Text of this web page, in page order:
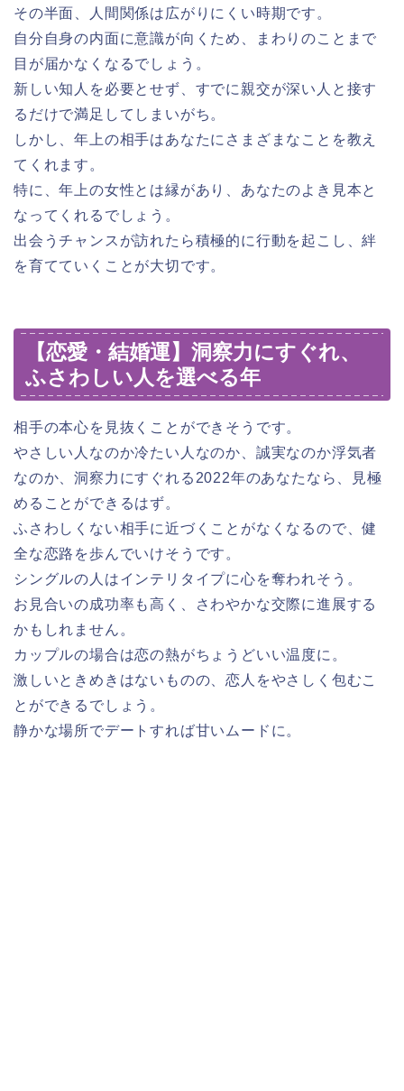
その半面、人間関係は広がりにくい時期です。
自分自身の内面に意識が向くため、まわりのことまで
目が届かなくなるでしょう。
新しい知人を必要とせず、すでに親交が深い人と接す
るだけで満足してしまいがち。
しかし、年上の相手はあなたにさまざまなことを教え
てくれます。
特に、年上の女性とは縁があり、あなたのよき見本と
なってくれるでしょう。
出会うチャンスが訪れたら積極的に行動を起こし、絆
を育てていくことが大切です。
【恋愛・結婚運】洞察力にすぐれ、
ふさわしい人を選べる年
相手の本心を見抜くことができそうです。
やさしい人なのか冷たい人なのか、誠実なのか浮気者
なのか、洞察力にすぐれる2022年のあなたなら、見極
めることができるはず。
ふさわしくない相手に近づくことがなくなるので、健
全な恋路を歩んでいけそうです。
シングルの人はインテリタイプに心を奪われそう。
お見合いの成功率も高く、さわやかな交際に進展する
かもしれません。
カップルの場合は恋の熱がちょうどいい温度に。
激しいときめきはないものの、恋人をやさしく包むこ
とができるでしょう。
静かな場所でデートすれば甘いムードに。